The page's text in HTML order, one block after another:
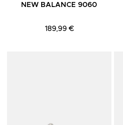
NEW BALANCE 9060
189,99 €